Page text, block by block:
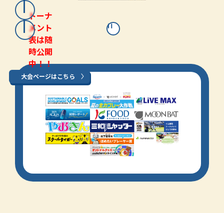
トーナ
メント
表は随
時公開
中！！
大会ページはこちら